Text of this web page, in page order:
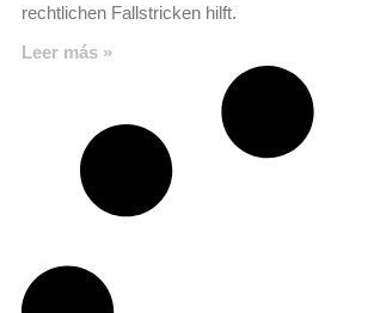
rechtlichen Fallstricken hilft.
Leer más »